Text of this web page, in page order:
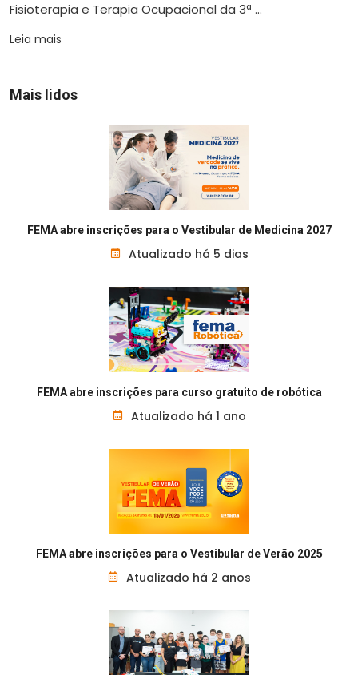
Fisioterapia e Terapia Ocupacional da 3ª ...
Leia mais
Mais lidos
FEMA abre inscrições para o Vestibular de Medicina 2027
Atualizado há 5 dias
FEMA abre inscrições para curso gratuito de robótica
Atualizado há 1 ano
FEMA abre inscrições para o Vestibular de Verão 2025
Atualizado há 2 anos